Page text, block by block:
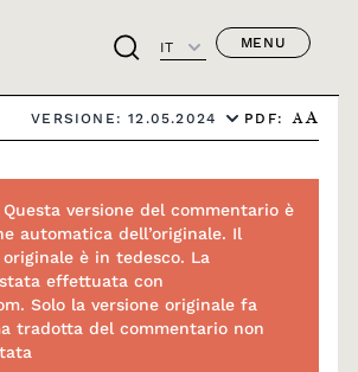
IT MENU
VERSIONE: 12.05.2024 PDF: A A
Questa versione del commentario è
automatica dell’originale. Il
è in tedesco. La
effettuata con
Solo la versione originale fa
tradotta del commentario non